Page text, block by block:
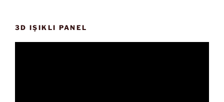
3D IŞIKLI PANEL